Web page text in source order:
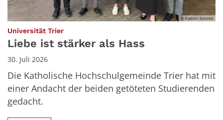
© Kathrin Schmitt
Universität Trier:
Liebe ist stärker als Hass
30. Juli 2026
Die Katholische Hochschulgemeinde Trier hat mit
einer Andacht der beiden getöteten Studierenden
gedacht.